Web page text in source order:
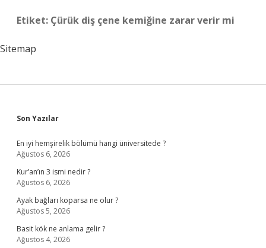
Etiket: Çürük diş çene kemiğine zarar verir mi
Sitemap
Sidebar
Son Yazılar
En iyi hemşirelik bölümü hangi üniversitede ?
Ağustos 6, 2026
Kur’an’ın 3 ismi nedir ?
Ağustos 6, 2026
Ayak bağları koparsa ne olur ?
Ağustos 5, 2026
Basit kök ne anlama gelir ?
Ağustos 4, 2026